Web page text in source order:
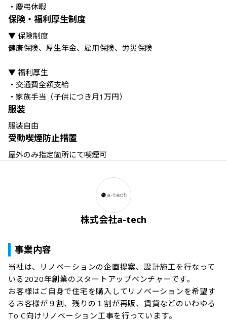
・慶弔休暇
保険・福利厚生制度
▼ 保険制度
健康保険、厚生年金、雇用保険、労災保険
▼ 福利厚生
・交通費全額⽀給
服装
服装自由
受動喫煙防止措置
屋外のみ指定箇所にて喫煙可
株式会社a-tech
事業内容
当社は、リノベーションの企画提案、設計施工を行なって
いる2020年創業のスタートアップベンチャーです。
お客様はご自身で住宅を購入してリノベーションを希望す
るお客様が９割、残りの１割が再販、賃貸などのいわゆる
To C向けリノベーション工事を行っています。